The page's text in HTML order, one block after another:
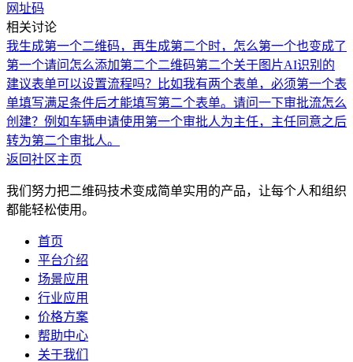
网址码
相关讨论
我生成第一个二维码，再生成第二个时，怎么第一个也变成了
第一个请问怎么添加第二个二维码第二个关于图片AI识别的
建议表单可以设置流程吗？比如我有两个表单，必须第一个表
单填写满足条件后才能填写第二个表单。 请问一下审批流怎么
创建？例如车辆申请使用第一个审批人为主任，主任同意之后
转为第二个审批人。
返回社区主页
我们努力把二维码技术变成简单实用的产品，让每个人和组织
都能轻松使用。
首页
平台介绍
场景应用
行业应用
价格方案
帮助中心
关于我们